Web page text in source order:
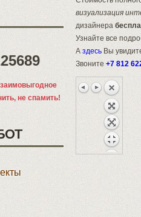
не спамить!
визуализация
дизайнера
Узнайте все
А здесь Вы
Звоните +7 812